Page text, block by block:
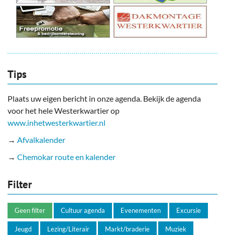
Tips
Plaats uw eigen bericht in onze agenda. Bekijk de agenda
voor het hele Westerkwartier op
www.inhetwesterkwartier.nl
→ Afvalkalender
→ Chemokar route en kalender
Filter
Geen filter Cultuur agenda Evenementen Excursie
Jeugd Lezing/Literair Markt/braderie Muziek